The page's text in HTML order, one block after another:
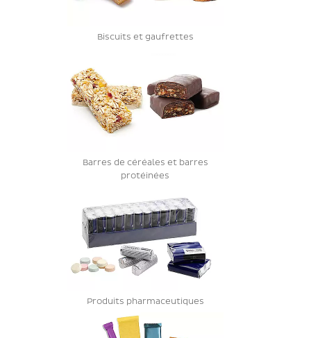
Biscuits et gaufrettes
Barres de céréales et barres
protéinées
Produits pharmaceutiques